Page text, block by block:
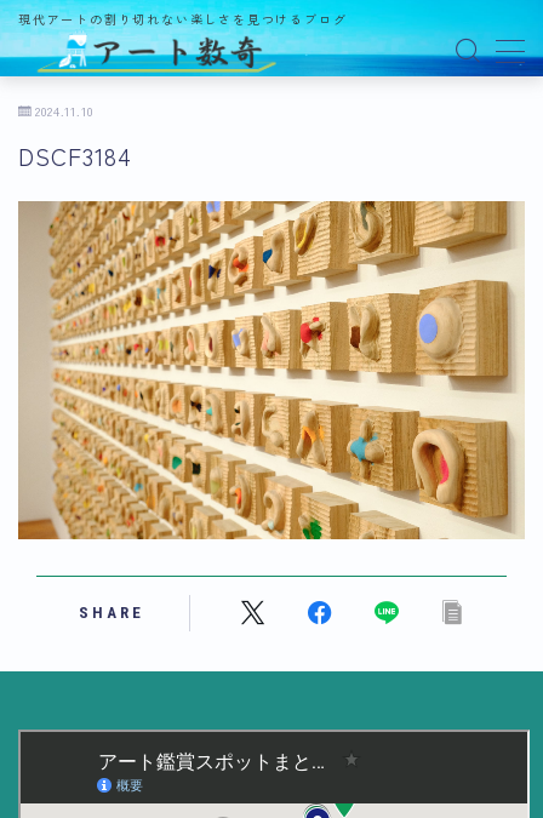
現代アートの割り切れない楽しさを見つけるブログ
アート数奇とは？
観る
ギャラリー
百貨店
美術館・博物館
オルタナティブスペース
アートフェア
イベント
オークション
用語解説
作家・作品紹介
2024.11.10
DSCF3184
SHARE